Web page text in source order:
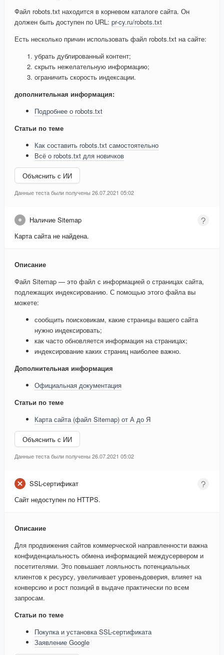
Файл robots.txt находится в корневом каталоге сайта. Он
должен быть доступен по URL: pr-cy.ru/robots.txt
Есть несколько причин использовать файл robots.txt на сайте:
убрать дублированный контент;
скрыть нежелательную информацию;
ограничить скорость индексации.
дополнительная информация:
Подробнее о robots.txt
Статьи по теме
Как составить robots.txt самостоятельно
Всё о robots.txt для новичков
Объяснить с ИИ
Данные теста были получены 26.07.2021 05:02
Наличие Sitemap
Карта сайта не найдена.
Описание
Файл Sitemap — это файл с информацией о страницах сайта,
подлежащих индексированию. С помощью этого файла вы
можете:
сообщить поисковикам, какие страницы вашего сайта
нужно индексировать;
как часто обновляется информация на страницах;
индексирование каких страниц наиболее важно.
Дополнительная информация
Официальная документация
Статьи по теме
Карта сайта (файл Sitemap) от А до Я
Объяснить с ИИ
Данные теста были получены 26.07.2021 05:02
SSL-сертификат
Сайт недоступен по HTTPS.
Описание
Для продвижения сайтов коммерческой направленности важна
конфиденциальность обмена информацией междусервером и
посетителями. Это повышает лояльность потенциальных
клиентов к ресурсу, увеличивает уровеньдоверия, влияет на
конверсию и рост позиций в выдаче практически по всем
запросам.
Статьи по теме
Покупка и установка SSL-сертификата
Заявление Google